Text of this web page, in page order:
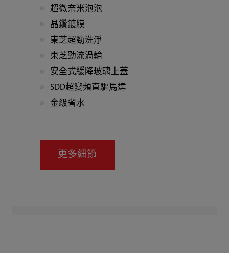
超微奈米泡泡
晶鑽鍍膜
東芝超勁洗淨
東芝勁流渦輪
安全式緩降玻璃上蓋
SDD超變頻直驅馬達
金級省水
更多細節